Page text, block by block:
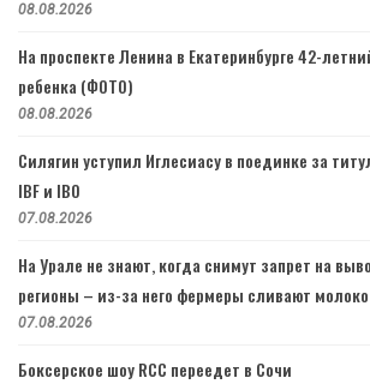
08.08.2026
На проспекте Ленина в Екатеринбурге 42-
ребенка (ФОТО)
08.08.2026
Силягин уступил Иглесиасу в поединке за
IBF и IBO
07.08.2026
На Урале не знают, когда снимут запрет на
регионы – из-за него фермеры сливают
07.08.2026
Боксерское шоу RCC переедет в Сочи